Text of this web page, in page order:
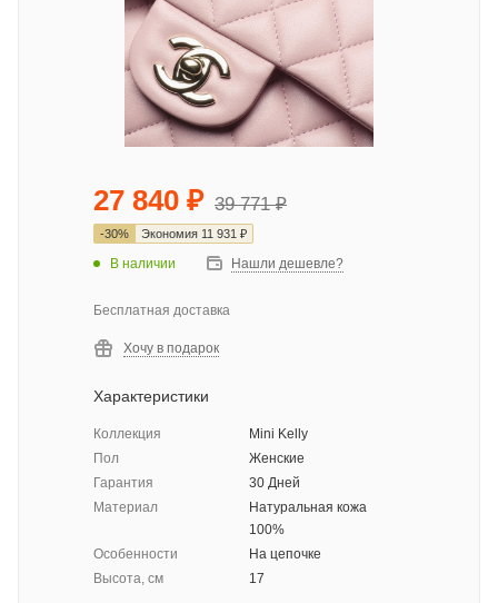
27 840 ₽ 39 771₽
-30% Экономия 11 931 ₽
В наличии Нашли дешевле?
Бесплатная доставка
Хочу в подарок
Характеристики
Коллекция
Mini Kelly
Пол
Женские
Гарантия
30 Дней
Материал
Натуральная кожа
100%
Особенности
На цепочке
Высота, см
17